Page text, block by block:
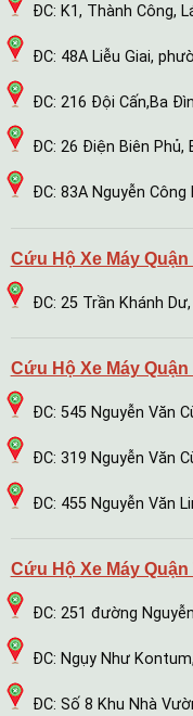
ĐC: K1, Thành Công,
ĐC: 48A Liễu Giai,
ĐC: 216 Đội Cấn,Ba
ĐC: 26 Điện Biên Phủ,
ĐC: 83A Nguyễn
Cứu Hộ Xe Máy
ĐC: 25 Trần Khánh
Cứu Hộ Xe Máy
ĐC: 545 Nguyễn Văn
ĐC: 319 Nguyễn Văn
ĐC: 455 Nguyễn Văn
Cứu Hộ Xe Máy
ĐC: 251 đường
ĐC: Ngụy Như
ĐC: Số 8 Khu Nhà